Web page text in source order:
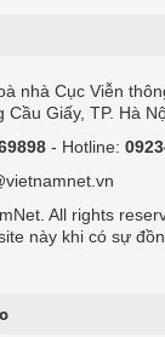
nhà Cục Viễn
Giấy, TP. Hà
- Hotline:
All rights
này khi có sự